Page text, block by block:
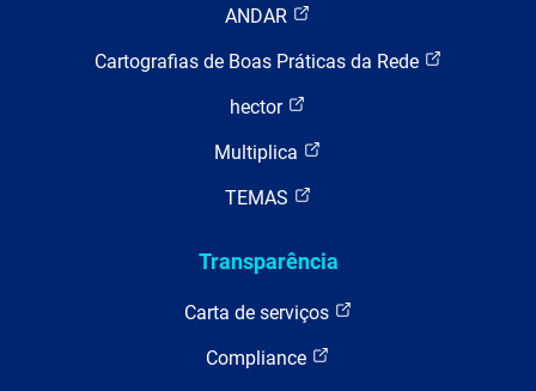
ANDAR
Cartografias de Boas Práticas da Rede
hector
Multiplica
TEMAS
Transparência
Carta de serviços
Compliance